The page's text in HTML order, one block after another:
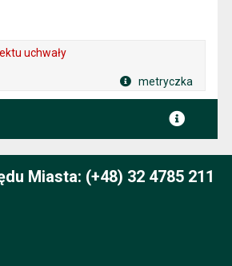
uchwały
metryczka
Miasta: (+48) 32 4785 211